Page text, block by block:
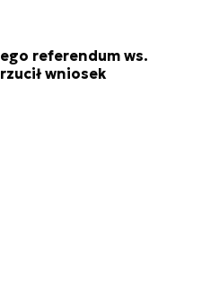
referendum ws.
wniosek